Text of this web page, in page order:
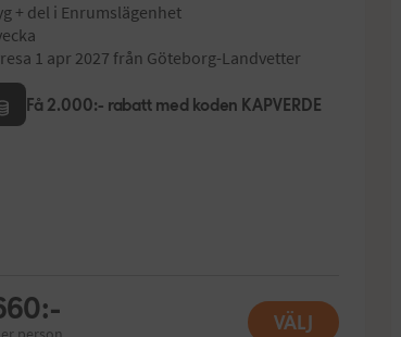
+ del i Enrumslägenhet
1 apr 2027 från Göteborg-Landvetter
Få 2.000:- rabatt med koden KAPVERDE
VÄLJ